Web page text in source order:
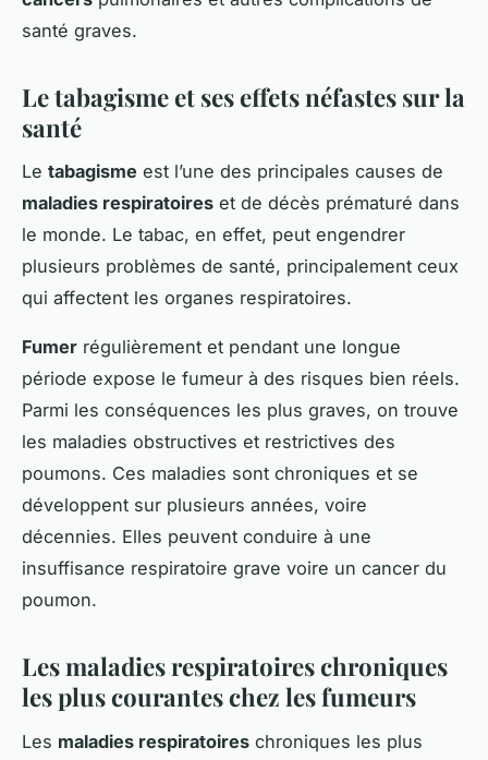
santé graves.
Le tabagisme et ses effets néfastes sur la
santé
Le tabagisme est l’une des principales causes de
maladies respiratoires et de décès prématuré dans
le monde. Le tabac, en effet, peut engendrer
plusieurs problèmes de santé, principalement ceux
qui affectent les organes respiratoires.
Fumer régulièrement et pendant une longue
période expose le fumeur à des risques bien réels.
Parmi les conséquences les plus graves, on trouve
les maladies obstructives et restrictives des
poumons. Ces maladies sont chroniques et se
développent sur plusieurs années, voire
décennies. Elles peuvent conduire à une
insuffisance respiratoire grave voire un cancer du
poumon.
Les maladies respiratoires chroniques
les plus courantes chez les fumeurs
Les maladies respiratoires chroniques les plus